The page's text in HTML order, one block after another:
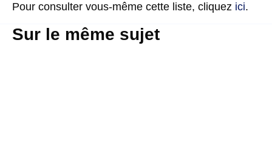
Pour consulter vous-même cette liste, cliquez ici.
Sur le même sujet